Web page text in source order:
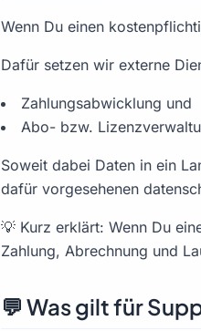
Wenn Du einen
Dafür setzen wir externe
Zahlungsabwicklung und
Abo- bzw.
Soweit dabei Daten in ein
dafür vorgesehenen
💡 Kurz erklärt: Wenn Du
Zahlung, Abrechnung und
💬 Was gilt für